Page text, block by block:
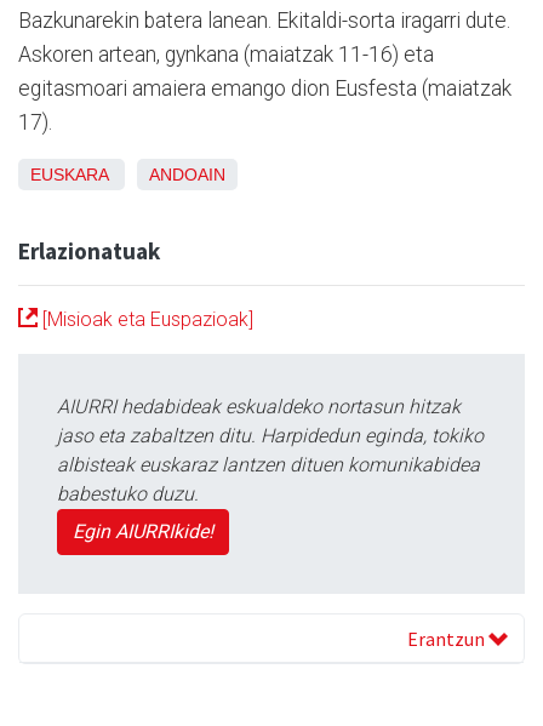
Bazkunarekin batera lanean. Ekitaldi-sorta iragarri dute.
Askoren artean, gynkana (maiatzak 11-16) eta
egitasmoari amaiera emango dion Eusfesta (maiatzak
17).
EUSKARA ANDOAIN
Erlazionatuak
[Misioak eta Euspazioak]
AIURRI hedabideak eskualdeko nortasun hitzak
jaso eta zabaltzen ditu. Harpidedun eginda, tokiko
albisteak euskaraz lantzen dituen komunikabidea
babestuko duzu.
Egin AIURRIkide!
Erantzun